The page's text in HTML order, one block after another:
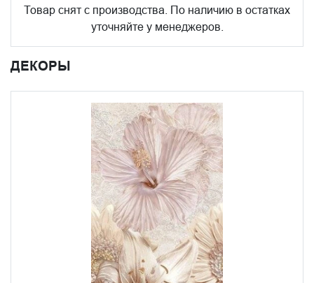
Товар снят с производства. По наличию в остатках
уточняйте у менеджеров.
ДЕКОРЫ